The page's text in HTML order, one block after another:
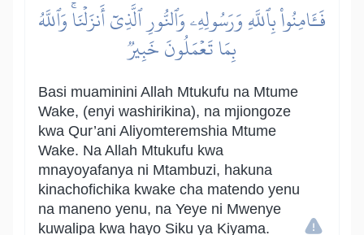
فَـَٔامِنُواْ بِٱللَّهِ وَرَسُولِهِۦ وَٱلنُّورِ ٱلَّذِيٓ أَنزَلۡنَاۚ وَٱللَّهُ
بِمَا تَعۡمَلُونَ خَبِيرٞ
Basi muaminini Allah Mtukufu na Mtume
Wake, (enyi washirikina), na mjiongoze
kwa Qur’ani Aliyomteremshia Mtume
Wake. Na Allah Mtukufu kwa
mnayoyafanya ni Mtambuzi, hakuna
kinachofichika kwake cha matendo yenu
na maneno yenu, na Yeye ni Mwenye
kuwalipa kwa hayo Siku ya Kiyama.